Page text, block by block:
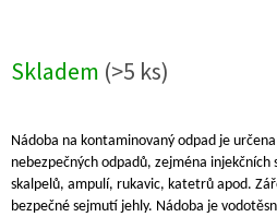
Skladem (>5 ks)
Nádoba na kontaminovaný odpad je
nebezpečných odpadů, zejména
skalpelů, ampulí, rukavic, katetrů apod.
bezpečné sejmutí jehly. Nádoba je